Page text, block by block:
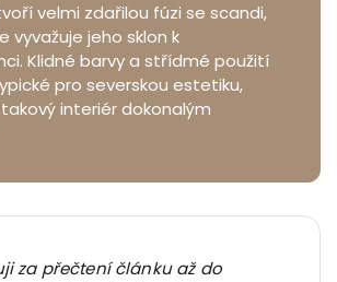
velmi zdařilou fúzi se scandi,
vyvažuje jeho sklon k
Klidné barvy a střídmé použití
pro severskou estetiku,
interiér dokonalým
za přečtení článku až do